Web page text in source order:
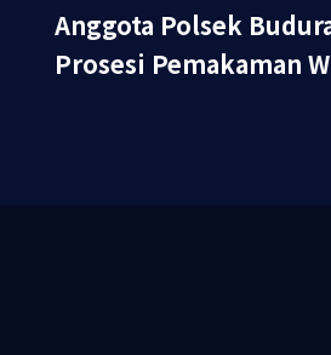
Anggota Polsek
Prosesi Pemakaman